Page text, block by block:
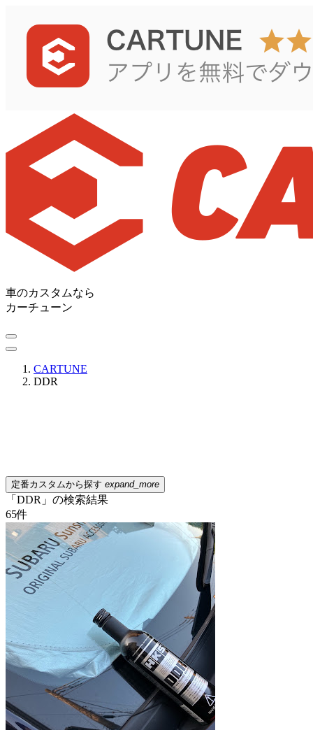
車のカスタムなら
カーチューン
CARTUNE
DDR
定番カスタムから探す expand_more
「DDR」の検索結果
65件